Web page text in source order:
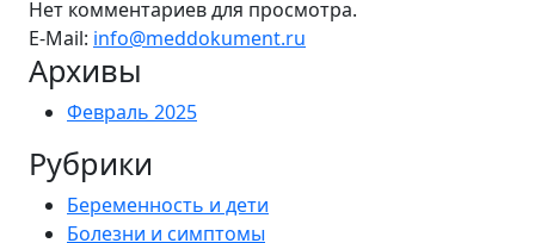
Нет комментариев для просмотра.
E-Mail: info@meddokument.ru
Архивы
Февраль 2025
Рубрики
Беременность и дети
Болезни и симптомы